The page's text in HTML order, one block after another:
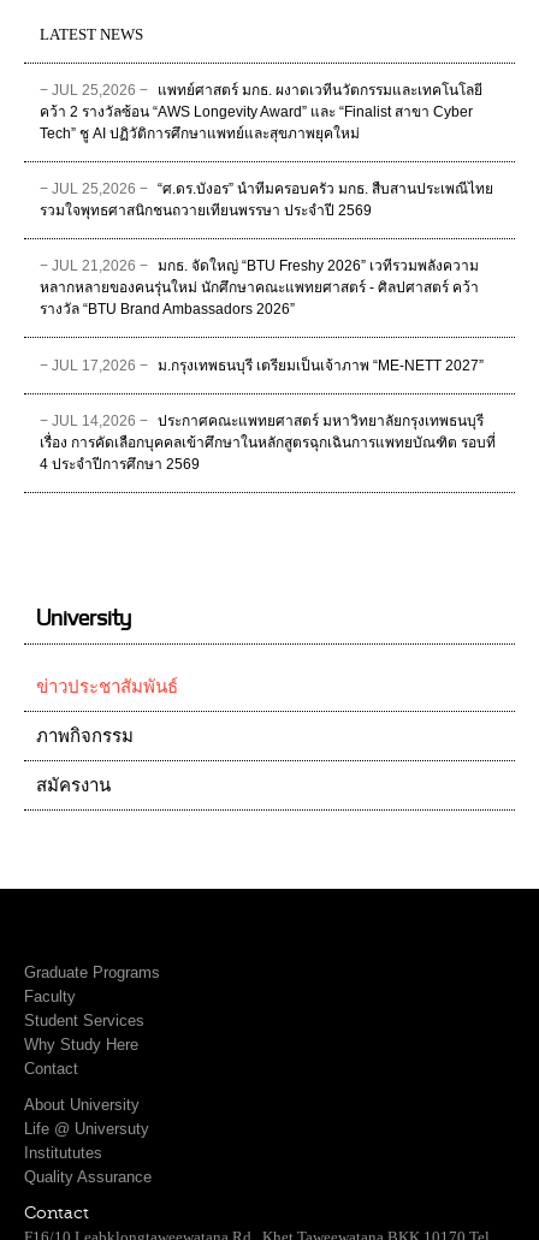
LATEST NEWS
− JUL 25,2026 −
แพทย์ศาสตร์ มกธ. ผงาดเวทีนวัตกรรมและเทคโนโลยี
คว้า 2 รางวัลซ้อน “AWS Longevity Award” และ “Finalist สาขา Cyber
Tech” ชู AI ปฏิวัติการศึกษาแพทย์และสุขภาพยุคใหม่
− JUL 25,2026 − “ศ.ดร.บังอร” นำทีมครอบครัว มกธ. สืบสานประเพณีไทย
รวมใจพุทธศาสนิกชนถวายเทียนพรรษา ประจำปี 2569
− JUL 21,2026 − มกธ. จัดใหญ่ “BTU Freshy 2026” เวทีรวมพลังความ
หลากหลายของคนรุ่นใหม่ นักศึกษาคณะแพทยศาสตร์ - ศิลปศาสตร์ คว้า
รางวัล “BTU Brand Ambassadors 2026”
− JUL 17,2026 − ม.กรุงเทพธนบุรี เตรียมเป็นเจ้าภาพ “ME-NETT 2027”
− JUL 14,2026 − ประกาศคณะแพทยศาสตร์ มหาวิทยาลัยกรุงเทพธนบุรี
เรื่อง การคัดเลือกบุคคลเข้าศึกษาในหลักสูตรฉุกเฉินการแพทยบัณฑิต รอบที่
4 ประจําปีการศึกษา 2569
University
ข่าวประชาสัมพันธ์
ภาพกิจกรรม
สมัครงาน
Graduate Programs
Faculty
Student Services
Why Study Here
Contact
About University
Life @ Universuty
Institututes
Quality Assurance
Contact